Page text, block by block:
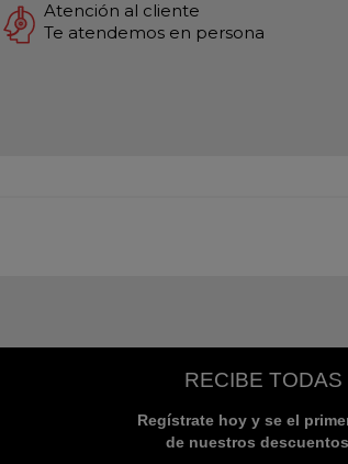
Atención al cliente
Te atendemos en persona
RECIBE
Regístrate hoy y se el
de nuestros